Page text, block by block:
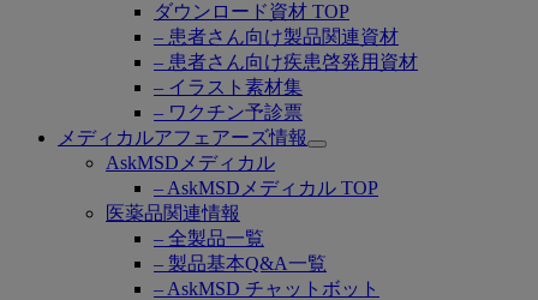
ダウンロード資材 TOP
– 患者さん向け製品関連資材
– 患者さん向け疾患啓発用資材
– イラスト素材集
– ワクチン予診票
メディカルアフェアーズ情報
Open
AskMSDメディカル
– AskMSDメディカル TOP
医薬品関連情報
– 全製品一覧
– 製品基本Q&A一覧
– AskMSD チャットボット